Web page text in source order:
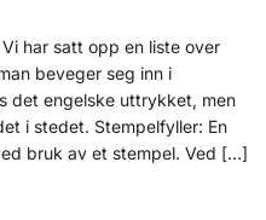
har satt opp en liste over
beveger seg inn i
det engelske uttrykket, men
i stedet. Stempelfyller: En
bruk av et stempel. Ved […]